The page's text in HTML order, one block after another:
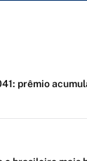
prêmio